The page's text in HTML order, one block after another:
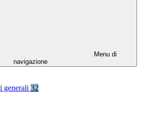
Menu di
navigazione
generali 32